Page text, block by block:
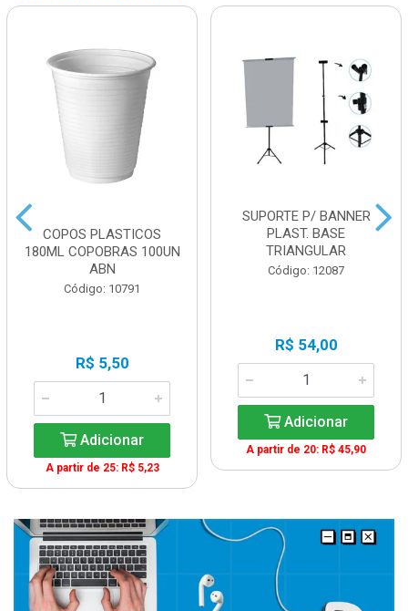
COPOS PLASTICOS
180ML COPOBRAS 100UN
ABN
Código: 10791
R$ 5,50
Adicionar
A partir de 25: R$ 5,23
SUPORTE P/ BANNER
PLAST. BASE
TRIANGULAR
Código: 12087
R$ 54,00
Adicionar
A partir de 20: R$ 45,90